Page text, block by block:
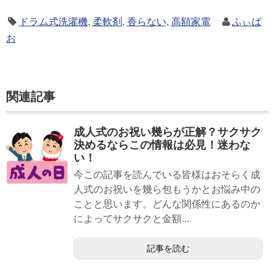
ドラム式洗濯機, 柔軟剤 , 香らない, 高額家電
ふぃば
お
関連記事
成人式のお祝い幾らが正解？サクサク
決めるならこの情報は必見！迷わな
い！
今この記事を読んでいる皆様はおそらく成
人式のお祝いを幾ら包もうかとお悩み中の
ことと思います。どんな関係性にあるのか
によってサクサクと金額...
記事を読む